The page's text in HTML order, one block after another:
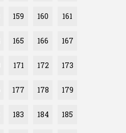
159 160 161
165 166 167
171 172 173
177 178 179
183 184 185